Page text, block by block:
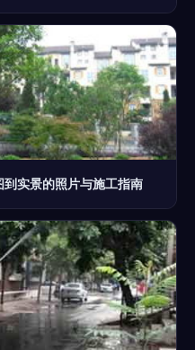
实景的照片与施工指南